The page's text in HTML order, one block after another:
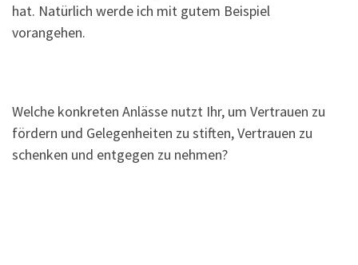
hat. Natürlich werde ich mit gutem Beispiel
vorangehen.
Welche konkreten Anlässe nutzt Ihr, um Vertrauen zu
fördern und Gelegenheiten zu stiften, Vertrauen zu
schenken und entgegen zu nehmen?